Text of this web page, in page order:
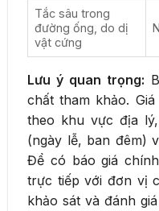
Tắc sâu trong
đường ống, do dị
vật cứng
Lưu ý quan trọng:
chất tham khảo.
theo khu vực địa
(ngày lễ, ban đêm)
Để có báo giá
trực tiếp với đơn vị
khảo sát và đánh